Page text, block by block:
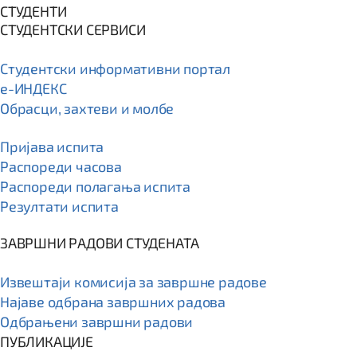
СТУДЕНТИ
СТУДЕНТСКИ СЕРВИСИ
Студентски информативни портал
e-ИНДЕКС
Обрасци, захтеви и молбе
Пријава испита
Распореди часова
Распореди полагања испита
Резултати испита
ЗАВРШНИ РАДОВИ СТУДЕНАТА
Извештаји комисија за завршне радове
Најаве одбрана завршних радова
Одбрањени завршни радови
ПУБЛИКАЦИЈЕ